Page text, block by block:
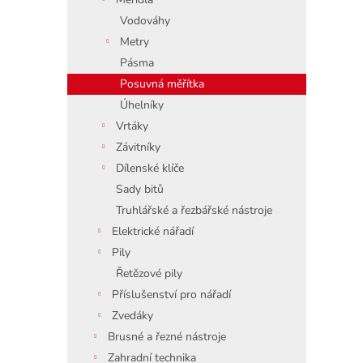
Vodováhy
Metry
Pásma
Posuvná měřítka
Úhelníky
Vrtáky
Závitníky
Dílenské klíče
Sady bitů
Truhlářské a řezbářské nástroje
Elektrické nářadí
Pily
Řetězové pily
Příslušenství pro nářadí
Zvedáky
Brusné a řezné nástroje
Zahradní technika